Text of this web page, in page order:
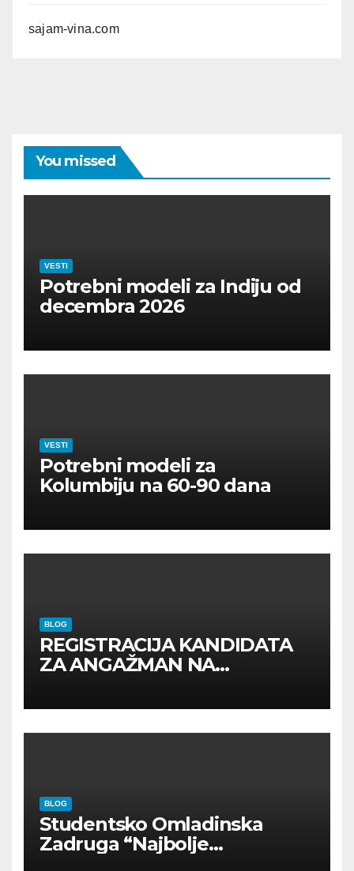
sajam-vina.com
You missed
VESTI
Potrebni modeli za Indiju od
decembra 2026
VESTI
Potrebni modeli za
Kolumbiju na 60-90 dana
BLOG
REGISTRACIJA KANDIDATA
ZA ANGAŽMAN NA
BLOG
Studentsko Omladinska
Zadruga “Najbolje